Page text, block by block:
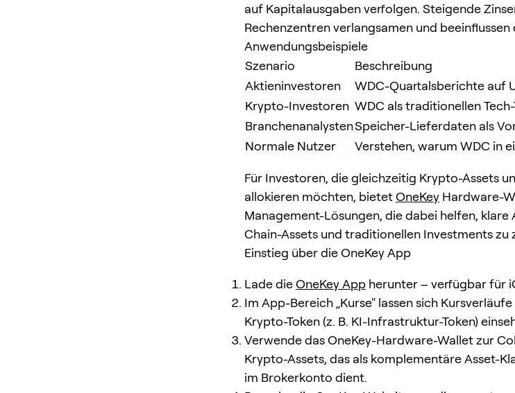
auf Kapitalausgaben verfolgen. Steigende
Rechenzentren verlangsamen und
Anwendungsbeispiele
Szenario
Beschreibung
Aktieninvestoren
WDC-Quartalsberichte auf
Krypto-Investoren WDC als traditionellen
BranchenanalystenSpeicher-Lieferdaten als
Normale Nutzer
Verstehen, warum WDC in
Für Investoren, die gleichzeitig Krypto-Assets
allokieren möchten, bietetOneKey Hardware-
Management-Lösungen, die dabei helfen, klare
Chain-Assets und traditionellen Investments zu
Einstieg über die OneKey App
Lade dieOneKey App herunter – verfügbar für
Im App-Bereich „Kurse" lassen sich
Krypto-Token (z. B. KI-Infrastruktur-Token)
Verwende das OneKey-Hardware-Wallet zur
Krypto-Assets, das als komplementäre Asset-
im Brokerkonto dient.